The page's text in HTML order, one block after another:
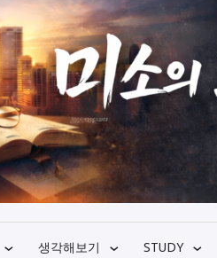
생각해보기 STUDY